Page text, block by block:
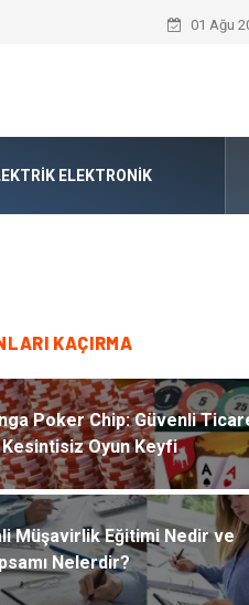
Forma
01 Ağu
ELEKTRONIK
KAÇIRMA
Poker Chip: Güvenli
Oyun Keyfi
Müşavirlik Eğitimi Nedir ve
Nelerdir?